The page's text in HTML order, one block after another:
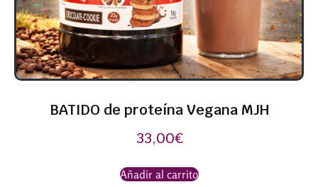
BATIDO de proteína Vegana MJH
33,00€
Añadir al carrito